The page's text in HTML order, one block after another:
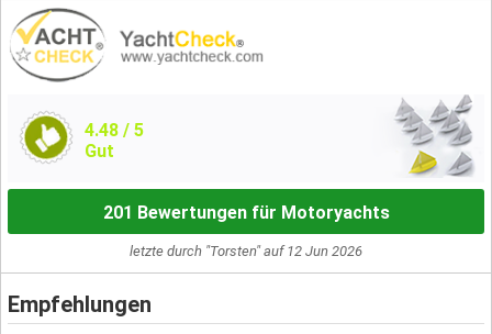
4.48 / 5
Gut
201 Bewertungen für Motoryachts
letzte durch "Torsten" auf 12 Jun 2026
Empfehlungen